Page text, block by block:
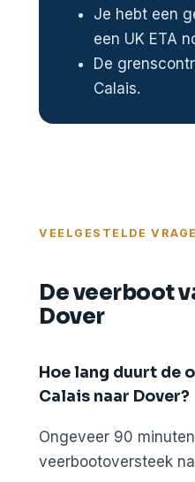
Je hebt een
een UK ETA
De
Calais.
VEELGESTELDE
De veerboot
Dover
Hoe lang duurt de
Calais naar Dover?
Ongeveer 90
veerbootoversteek